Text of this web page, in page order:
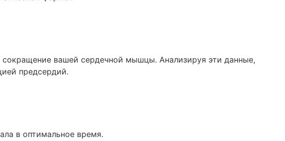
вашей сердечной мышцы. Анализируя эти данные,
предсердий.
в оптимальное время.